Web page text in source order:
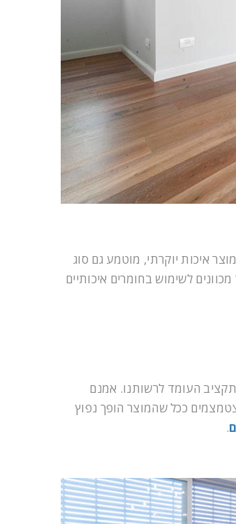
איכות יוקרתי, מוטמע גם סוג
לשימוש בחומרים איכותיים
העומד לרשותנו. אמנם
ככל שהמוצר הופך נפוץ
.